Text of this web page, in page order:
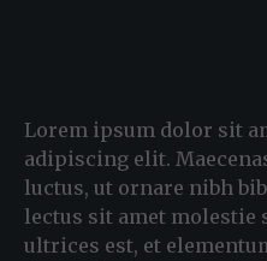
Lorem ipsum dolor sit
adipiscing elit.
luctus, ut ornare nibh
lectus sit amet
ultrices est, et